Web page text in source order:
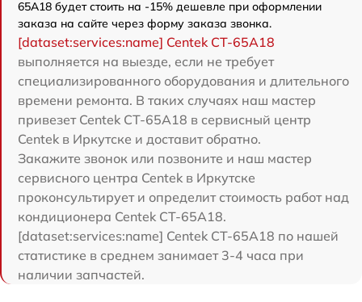
65A18 будет стоить на -15% дешевле при оформлении
заказа на сайте через форму заказа звонка.
[dataset:services:name] Centek CT-65A18
выполняется на выезде, если не требует
специализированного оборудования и длительного
времени ремонта. В таких случаях наш мастер
привезет Centek CT-65A18 в сервисный центр
Centek в Иркутске и доставит обратно.
Закажите звонок или позвоните и наш мастер
сервисного центра Centek в Иркутске
проконсультирует и определит стоимость работ над
кондиционера Centek CT-65A18.
[dataset:services:name] Centek CT-65A18 по нашей
статистике в среднем занимает 3-4 часа при
наличии запчастей.